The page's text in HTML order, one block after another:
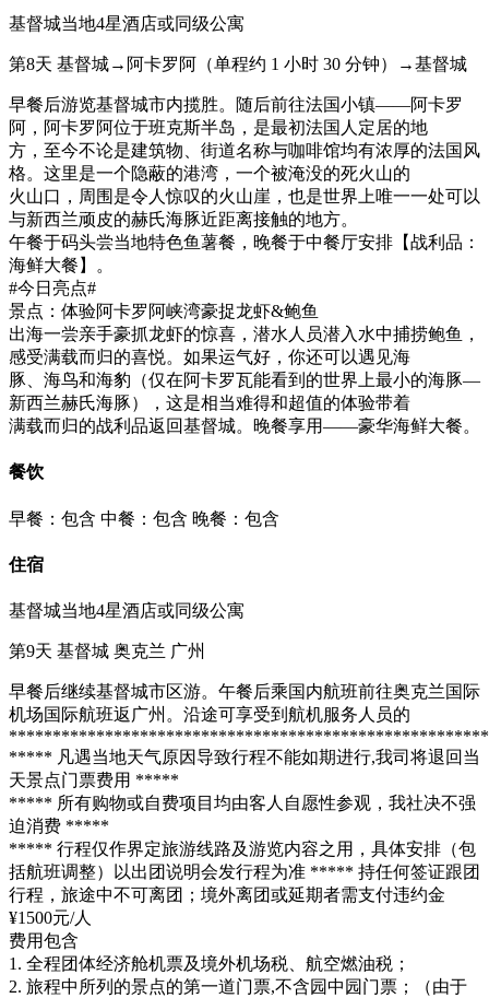
基督城当地4星酒店或同级公寓
第8天 基督城→阿卡罗阿（单程约 1 小时 30 分钟）→基督城
早餐后游览基督城市内揽胜。随后前往法国小镇——阿卡罗
阿，阿卡罗阿位于班克斯半岛，是最初法国人定居的地
方，至今不论是建筑物、街道名称与咖啡馆均有浓厚的法国风
格。这里是一个隐蔽的港湾，一个被淹没的死火山的
火山口，周围是令人惊叹的火山崖，也是世界上唯一一处可以
与新西兰顽皮的赫氏海豚近距离接触的地方。
午餐于码头尝当地特色鱼薯餐，晚餐于中餐厅安排【战利品：
海鲜大餐】。
#今日亮点#
景点：体验阿卡罗阿峡湾豪捉龙虾&鲍鱼
出海一尝亲手豪抓龙虾的惊喜，潜水人员潜入水中捕捞鲍鱼，
感受满载而归的喜悦。如果运气好，你还可以遇见海
豚、海鸟和海豹（仅在阿卡罗瓦能看到的世界上最小的海豚—
新西兰赫氏海豚），这是相当难得和超值的体验带着
满载而归的战利品返回基督城。晚餐享用——豪华海鲜大餐。
餐饮
早餐：包含 中餐：包含 晚餐：包含
住宿
基督城当地4星酒店或同级公寓
第9天 基督城 奥克兰 广州
早餐后继续基督城市区游。午餐后乘国内航班前往奥克兰国际
机场国际航班返广州。沿途可享受到航机服务人员的
***** 凡遇当地天气原因导致行程不能如期进行,我司将退回当
天景点门票费用 *****
***** 所有购物或自费项目均由客人自愿性参观，我社决不强
迫消费 *****
***** 行程仅作界定旅游线路及游览内容之用，具体安排（包
括航班调整）以出团说明会发行程为准 ***** 持任何签证跟团
行程，旅途中不可离团；境外离团或延期者需支付违约金
¥1500元/人
费用包含
1. 全程团体经济舱机票及境外机场税、航空燃油税；
2. 旅程中所列的景点的第一道门票,不含园中园门票；（由于